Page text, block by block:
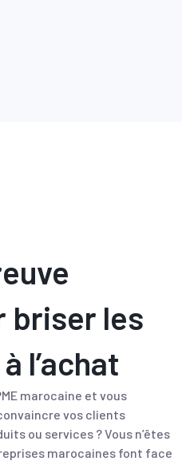
briser les
l’achat
marocaine et vous
vos clients
ou services ? Vous n’êtes
marocaines font face